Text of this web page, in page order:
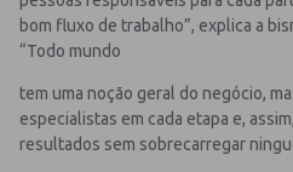
bom fluxo de trabalho”, explica a
“Todo mundo
tem uma noção geral do negócio,
especialistas em cada etapa e,
resultados sem sobrecarregar